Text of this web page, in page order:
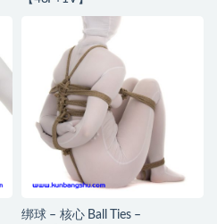
绑球 – 核心 Ball Ties –